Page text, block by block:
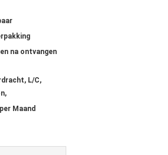
na ontvangen
L/C,
Maand